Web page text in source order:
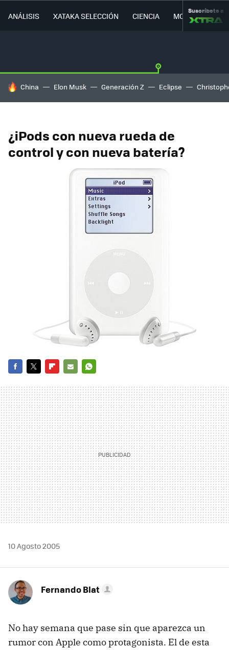
ANÁLISIS XATAKA SELECCIÓN CIENCIA MOVILIDAD
Suscríbete a
HOY SE HABLA DE
China Elon Musk Generación Z Eclipse
¿iPods con nueva rueda de
control y con nueva batería?
MAIL
10 Agosto 2005
Fernando Blat
No hay semana que pase sin que aparezca un
rumor con Apple como protagonista. El de esta